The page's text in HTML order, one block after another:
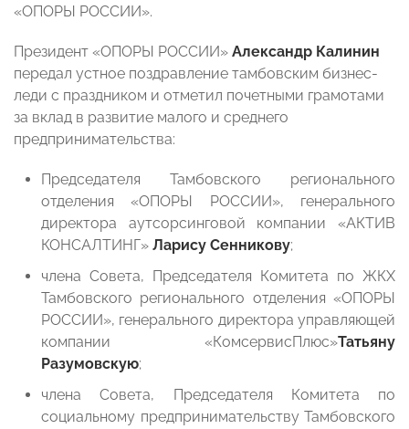
«ОПОРЫ РОССИИ».
Президент «ОПОРЫ РОССИИ» Александр Калинин
передал устное поздравление тамбовским бизнес-
леди с праздником и отметил почетными грамотами
за вклад в развитие малого и среднего
предпринимательства:
Председателя Тамбовского регионального
отделения «ОПОРЫ РОССИИ», генерального
директора аутсорсинговой компании «АКТИВ
КОНСАЛТИНГ» Ларису Сенникову;
члена Совета, Председателя Комитета по ЖКХ
Тамбовского регионального отделения «ОПОРЫ
РОССИИ», генерального директора управляющей
компании «КомсервисПлюс»Татьяну
Разумовскую;
члена Совета, Председателя Комитета по
социальному предпринимательству Тамбовского